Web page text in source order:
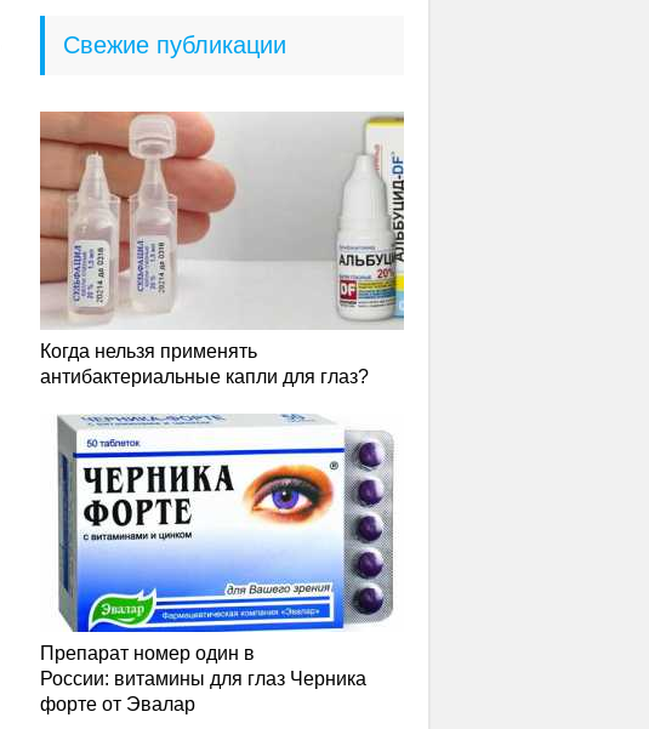
Свежие публикации
Когда нельзя применять
антибактериальные капли для глаз?
Препарат номер один в
России: витамины для глаз Черника
форте от Эвалар